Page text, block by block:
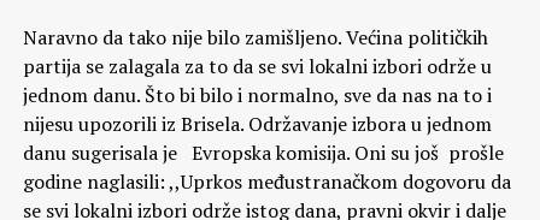
Naravno da tako nije bilo zamišljeno. Većina političkih
partija se zalagala za to da se svi lokalni izbori održe u
jednom danu. Što bi bilo i normalno, sve da nas na to i
nijesu upozorili iz Brisela. Održavanje izbora u jednom
danu sugerisala je Evropska komisija. Oni su još prošle
godine naglasili: ,,Uprkos međustranačkom dogovoru da
se svi lokalni izbori održe istog dana, pravni okvir i dalje